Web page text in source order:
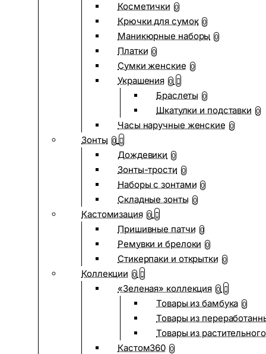
Косметички 0
Крючки для сумок 0
Маникюрные наборы 0
Платки 0
Сумки женские 0
Украшения 0
Браслеты 0
Шкатулки и подставки 0
Часы наручные женские 0
Зонты 0
Дождевики 0
Зонты-трости 0
Наборы с зонтами 0
Складные зонты 0
Кастомизация 0
Пришивные патчи 0
Ремувки и брелоки 0
Стикерпаки и открытки 0
Коллекции 0
«Зеленая» коллекция 0
Товары из бамбука 0
Товары из
Товары из
Кастом360 0